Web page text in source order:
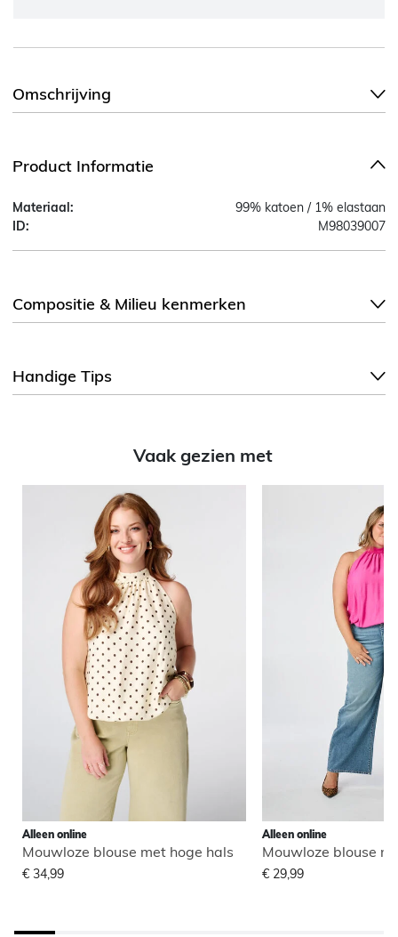
Omschrijving
Product Informatie
Materiaal:
99% katoen / 1% elastaan
ID:
M98039007
Compositie & Milieu kenmerken
Handige Tips
Vaak gezien met
Alleen online
Mouwloze blouse met hoge hals
€ 34,99
Alleen online
Mouwloze blouse
€ 29,99